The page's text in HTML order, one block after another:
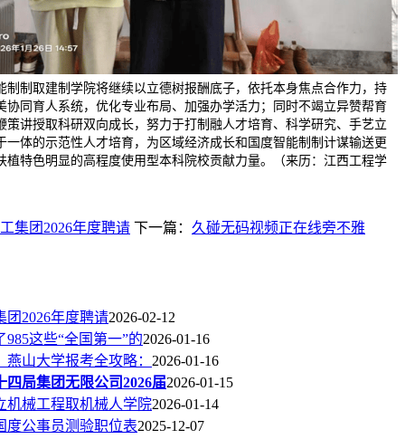
制制取建制学院将继续以立德树报酬底子，依托本身焦点合作力，持
协同育人系统，优化专业布局、加强办学活力；同时不竭立异赞帮育
策讲授取科研双向成长，努力于打制融人才培育、科学研究、手艺立
一体的示范性人才培育，为区域经济成长和国度智能制制计谋输送更
植特色明显的高程度使用型本科院校贡献力量。（来历：江西工程学
集团2026年度聘请 下一篇： 久碰无码视频正在线旁不雅
团2026年度聘请2026-02-12
这些“全国第一”的2026-01-16
山大学报考全攻略： 2026-01-16
四局集团无限公司2026届2026-01-15
机械工程取机械人学院2026-01-14
度公事员测验职位表2025-12-07